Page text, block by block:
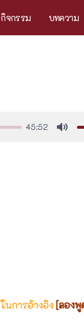
กิจกรรม บทความ
45:52
นการอ้างอิง [ลอง